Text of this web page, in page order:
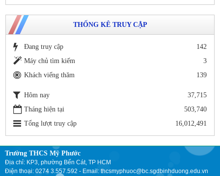
THỐNG KÊ TRUY CẬP
Đang truy cập
142
Máy chủ tìm kiếm
3
Khách viếng thăm
139
Hôm nay
37,715
Tháng hiện tại
503,740
Tổng lượt truy cập
16,012,491
Trường THCS Mỹ Phước
Địa chỉ: KP3, phường Bến Cát, TP HCM
Điện thoại: 0274 3.557.592 - Email: thcsmyphuoc@bc.sgdbinhduong.edu.vn